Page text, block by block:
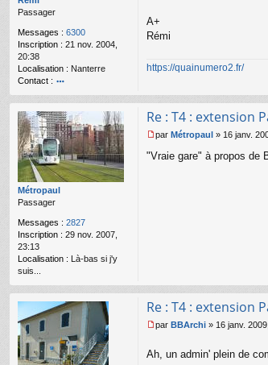
Passager
Messages : 6300
Inscription : 21 nov. 2004,
20:38
Localisation : Nanterre
Contact :
o
nt
ac
te
r
R
é
m
i
e
n
l
A+
Rémi
https://quainumero2.fr/
Métropaul
Passager
Messages : 2827
Inscription : 29 nov. 2007,
23:13
Localisation : Là-bas si j'y
suis...
Re : T4 : extension
e
par Métropaul » 16 janv.
"Vraie gare" à propos de
Re : T4 : extension
s
par BBArchi » 16 janv.
Ah, un admin' plein de